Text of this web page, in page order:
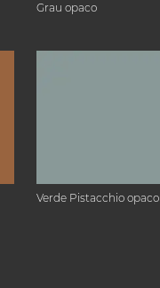
Grau opaco
Verde Pistacchio opaco